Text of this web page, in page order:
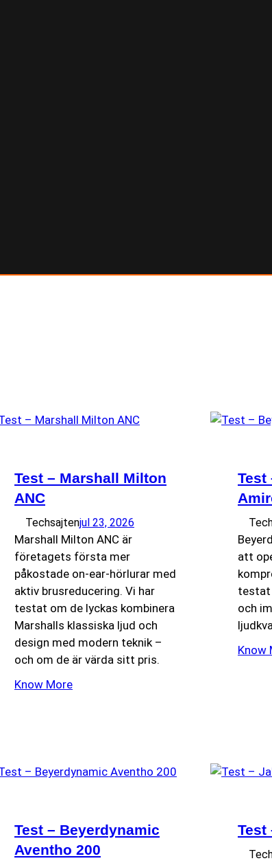
Test – Marshall Milton
ANC
Techsajtenjul 23, 2026
Marshall Milton ANC är
företagets första mer
påkostade on-ear-hörlurar med
aktiv brusreducering. Vi har
testat om de lyckas kombinera
Marshalls klassiska ljud och
design med modern teknik –
och om de är värda sitt pris.
Know More
Test
att
testat
och
Know
Test – Beyerdynamic
Aventho 200
Test